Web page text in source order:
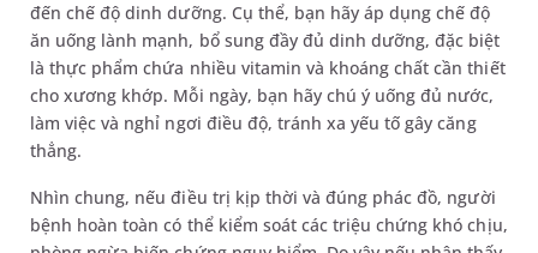
đến chế độ dinh dưỡng. Cụ thể, bạn hãy áp dụng chế độ
ăn uống lành mạnh, bổ sung đầy đủ dinh dưỡng, đặc biệt
là thực phẩm chứa nhiều vitamin và khoáng chất cần thiết
cho xương khớp. Mỗi ngày, bạn hãy chú ý uống đủ nước,
làm việc và nghỉ ngơi điều độ, tránh xa yếu tố gây căng
thẳng.
Nhìn chung, nếu điều trị kịp thời và đúng phác đồ, người
bệnh hoàn toàn có thể kiểm soát các triệu chứng khó chịu,